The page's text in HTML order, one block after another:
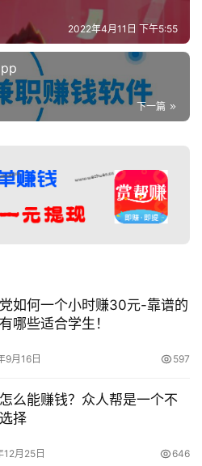
2022年4月11日 下午5:55
下一篇
如何一个小时赚30元-靠谱的
哪些适合学生！
9月16日 597
么能赚钱？众人帮是一个不
择
12月25日 646